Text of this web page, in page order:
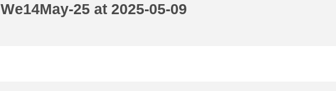
25 at 2025-05-09